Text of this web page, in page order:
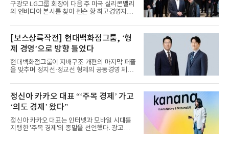
구광모 LG그룹 회장이 다음 주 미국 실리콘밸리
의 엔비디아 본사를 찾아 젠슨 황 최고경영자
[보스상륙작전] 현대백화점그룹, ‘형
제 경영’으로 방향 틀었다
현대백화점그룹이 지배구조 개편의 마지막 퍼즐
을 맞추며 정지선·정교선 형제의 공동경영 체제
정신아 카카오 대표 “‘주목 경제’ 가고
‘의도 경제’ 왔다”
정신아 카카오 대표는 인터넷과 모바일 시대를
지탱한 '주목 경제'의 종말을 선언했다. 광고를